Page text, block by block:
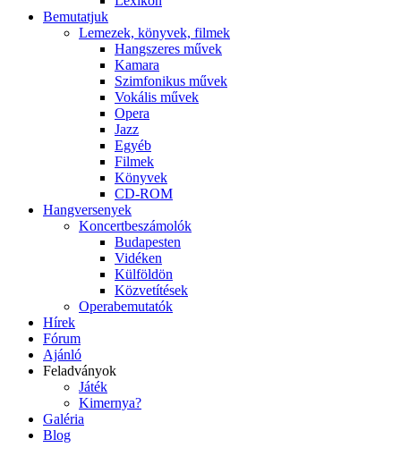
Bemutatjuk
Lemezek, könyvek, filmek
Hangszeres művek
Kamara
Szimfonikus művek
Vokális művek
Opera
Jazz
Egyéb
Filmek
Könyvek
CD-ROM
Hangversenyek
Koncertbeszámolók
Budapesten
Vidéken
Külföldön
Közvetítések
Operabemutatók
Hírek
Fórum
Ajánló
Feladványok
Játék
Kimernya?
Galéria
Blog